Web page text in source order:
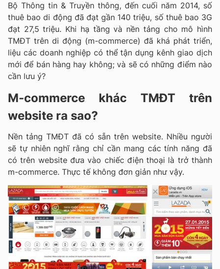
Bộ Thông tin & Truyền thông, đến cuối năm 2014, số
thuê bao di động đã đạt gần 140 triệu, số thuê bao 3G
đạt 27,5 triệu. Khi hạ tầng và nền tảng cho mô hình
TMĐT trên di động (m-commerce) đã khá phát triển,
liệu các doanh nghiệp có thể tận dụng kênh giao dịch
mới để bán hàng hay không; và sẽ có những điểm nào
cần lưu ý?
M-commerce khác TMĐT trên
website ra sao?
Nền tảng TMĐT đã có sẵn trên website. Nhiều người
sẽ tự nhiên nghĩ rằng chỉ cần mang các tính năng đã
có trên website đưa vào chiếc điện thoại là trở thành
m-commerce. Thực tế không đơn giản như vậy.